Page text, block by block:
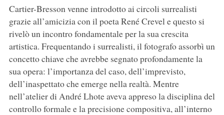
Cartier-Bresson venne introdotto ai circoli surrealisti
grazie all’amicizia con il poeta René Crevel e questo si
rivelò un incontro fondamentale per la sua crescita
artistica. Frequentando i surrealisti, il fotografo assorbì un
concetto chiave che avrebbe segnato profondamente la
sua opera: l’importanza del caso, dell’imprevisto,
dell’inaspettato che emerge nella realtà. Mentre
nell’atelier di André Lhote aveva appreso la disciplina del
controllo formale e la precisione compositiva, all’interno